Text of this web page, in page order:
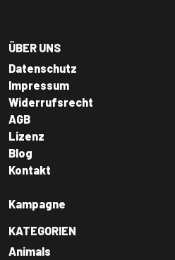
ÜBER UNS
Datenschutz
Impressum
Widerrufsrecht
AGB
Lizenz
Blog
Kontakt
Kampagne
KATEGORIEN
Animals